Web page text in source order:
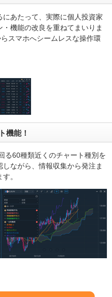
にあたって、実際に個人投資家
機能の改良を重ねてまいりま
スマホへシームレスな操作環
機能！
る60種類近くのチャート種別を
ながら、情報収集から発注ま
。